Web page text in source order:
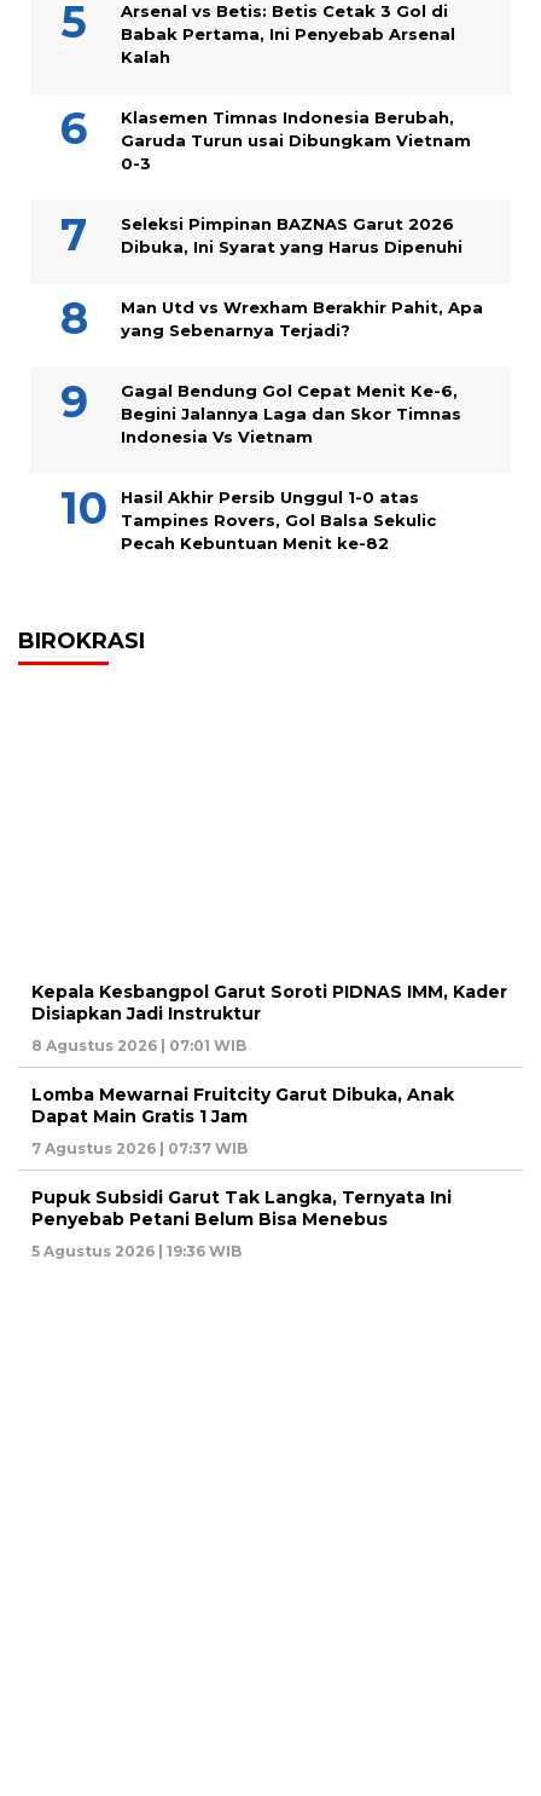
Arsenal vs Betis: Betis Cetak 3 Gol di
Babak Pertama, Ini Penyebab Arsenal
Kalah
Klasemen Timnas Indonesia Berubah,
Garuda Turun usai Dibungkam Vietnam
0-3
Seleksi Pimpinan BAZNAS Garut 2026
Dibuka, Ini Syarat yang Harus Dipenuhi
Man Utd vs Wrexham Berakhir Pahit, Apa
yang Sebenarnya Terjadi?
Gagal Bendung Gol Cepat Menit Ke-6,
Begini Jalannya Laga dan Skor Timnas
Indonesia Vs Vietnam
Hasil Akhir Persib Unggul 1-0 atas
Tampines Rovers, Gol Balsa Sekulic
Pecah Kebuntuan Menit ke-82
BIROKRASI
Kepala Kesbangpol Garut Soroti PIDNAS IMM, Kader
Disiapkan Jadi Instruktur
8 Agustus 2026 | 07:01 WIB
Lomba Mewarnai Fruitcity Garut Dibuka, Anak
Dapat Main Gratis 1 Jam
7 Agustus 2026 | 07:37 WIB
Pupuk Subsidi Garut Tak Langka, Ternyata Ini
Penyebab Petani Belum Bisa Menebus
5 Agustus 2026 | 19:36 WIB